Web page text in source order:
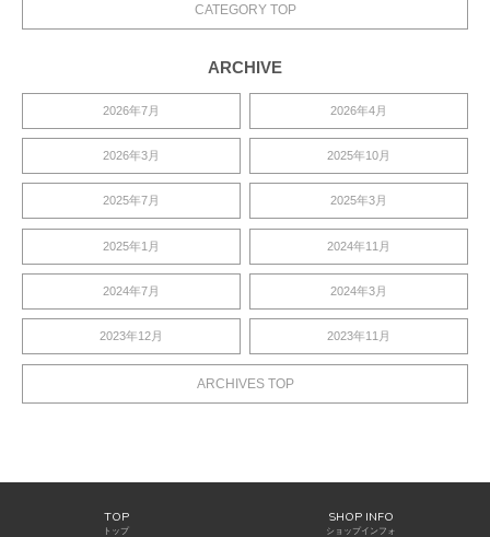
CATEGORY TOP
ARCHIVE
2026年7月 2026年4月
2026年3月 2025年10月
2025年7月 2025年3月
2025年1月 2024年11月
2024年7月 2024年3月
2023年12月 2023年11月
ARCHIVES TOP
TOP
トップ
SHOP INFO
ショップインフォ